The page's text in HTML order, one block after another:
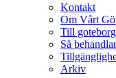
Kontakt
Om Vårt
Till
Så
Arkiv